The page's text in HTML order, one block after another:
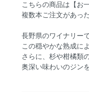
こちらの商品は【お
複数本ご注文があっ
長野県のワイナリー
この穏やかな熟成に
さらに、杉や柑橘類
奥深い味わいのジン